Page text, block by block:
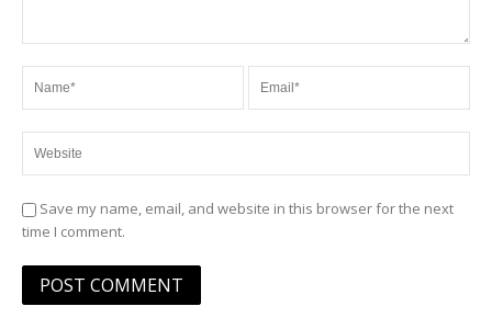
Save my name, email, and website in this browser for the next
time I comment.